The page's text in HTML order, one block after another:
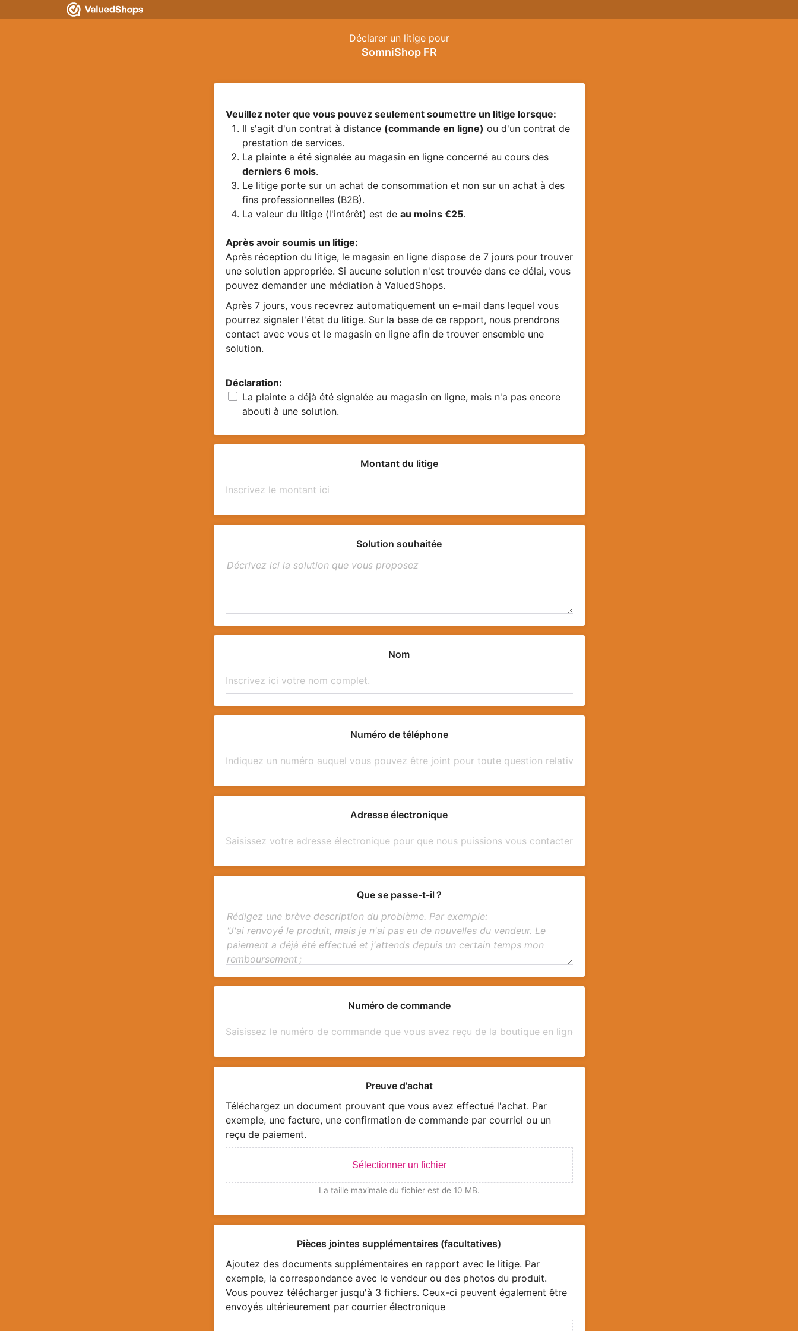
Déclarer un litige pour
SomniShop FR
Veuillez noter que vous pouvez seulement soumettre un litige lorsque:
Il s'agit d'un contrat à distance (commande en ligne) ou d'un contrat de
prestation de services.
La plainte a été signalée au magasin en ligne concerné au cours des
derniers 6 mois.
Le litige porte sur un achat de consommation et non sur un achat à des
fins professionnelles (B2B).
La valeur du litige (l'intérêt) est de au moins €25.
Après avoir soumis un litige:
Après réception du litige, le magasin en ligne dispose de 7 jours pour trouver
une solution appropriée. Si aucune solution n'est trouvée dans ce délai, vous
pouvez demander une médiation à ValuedShops.
Après 7 jours, vous recevrez automatiquement un e-mail dans lequel vous
pourrez signaler l'état du litige. Sur la base de ce rapport, nous prendrons
contact avec vous et le magasin en ligne afin de trouver ensemble une
solution.
Déclaration:
La plainte a déjà été signalée au magasin en ligne, mais n'a pas encore
abouti à une solution.
Montant du litige
Solution souhaitée
Nom
Numéro de téléphone
Adresse électronique
Que se passe-t-il ?
Numéro de commande
Preuve d'achat
Téléchargez un document prouvant que vous avez effectué l'achat. Par
exemple, une facture, une confirmation de commande par courriel ou un
reçu de paiement.
Sélectionner un fichier
La taille maximale du fichier est de 10 MB.
Pièces jointes supplémentaires (facultatives)
Ajoutez des documents supplémentaires en rapport avec le litige. Par
exemple, la correspondance avec le vendeur ou des photos du produit.
Vous pouvez télécharger jusqu'à 3 fichiers. Ceux-ci peuvent également être
envoyés ultérieurement par courrier électronique